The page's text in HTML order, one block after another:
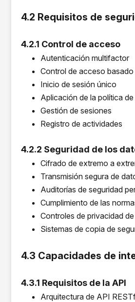
4.2 Requisitos de
4.2.1 Control de acceso
Autenticación multifactor
Control de acceso
Inicio de sesión único
Aplicación de la política
Gestión de sesiones
Registro de actividades
4.2.2 Seguridad de los
Cifrado de extremo a
Transmisión segura de
Auditorías de seguridad
Cumplimiento de las
Controles de privacidad
Sistemas de copia de
4.3 Capacidades de
4.3.1 Requisitos de la API
Arquitectura de API